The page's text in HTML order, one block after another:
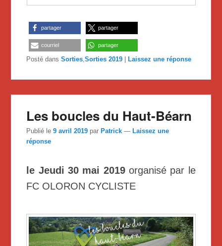
partager partager
courriel partager
Posté dans Sorties ,Sorties 2019 Laissez une réponse
Les boucles du Haut-Béarn
Publié le9 avril 2019 par Patrick — Laissez une
réponse
le Jeudi 30 mai 2019organisé par le
FC OLORON CYCLISTE